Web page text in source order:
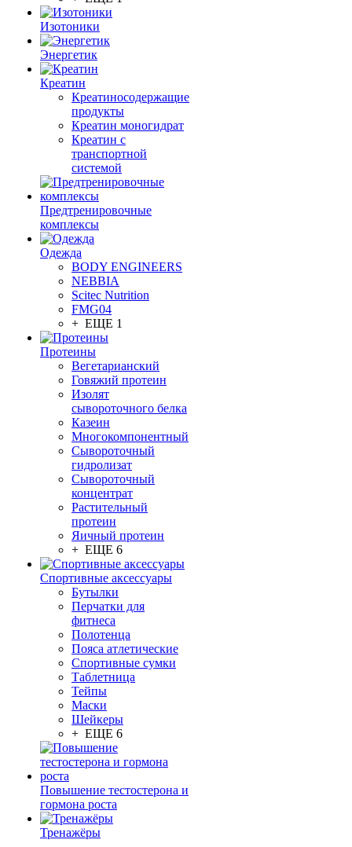
Изотоники
Энергетик
Креатин
Креатиносодержащие
продукты
Креатин моногидрат
Креатин с
транспортной
системой
Предтренировочные
комплексы
Одежда
BODY ENGINEERS
NEBBIA
Scitec Nutrition
FMG04
+ ЕЩЕ 1
Протеины
Вегетарианский
Говяжий протеин
Изолят
сывороточного белка
Казеин
Многокомпонентный
Сывороточный
гидролизат
Сывороточный
концентрат
Растительный
протеин
Яичный протеин
+ ЕЩЕ 6
Спортивные аксессуары
Бутылки
Перчатки для
фитнеса
Полотенца
Пояса атлетические
Спортивные сумки
Таблетница
Тейпы
Маски
Шейкеры
+ ЕЩЕ 6
Повышение тестостерона и
гормона роста
Тренажёры